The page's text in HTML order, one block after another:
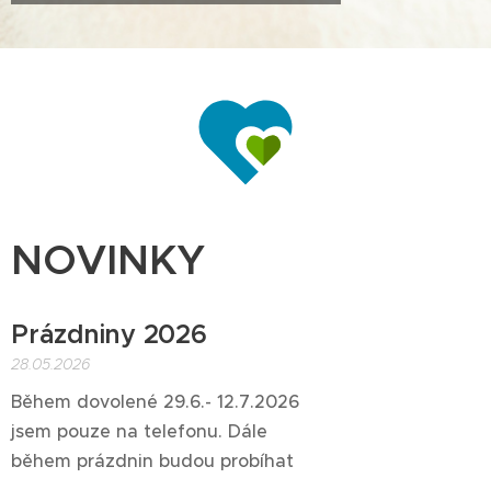
NOVINKY
Prázdniny 2026
28.05.2026
Během dovolené 29.6.- 12.7.2026
jsem pouze na telefonu. Dále
během prázdnin budou probíhat